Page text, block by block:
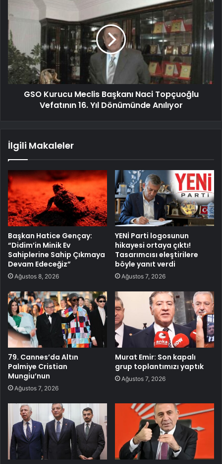
GSO Kurucu Meclis Başkanı Naci Topçuoğlu
Vefatının 16. Yıl Dönümünde Anılıyor
İlgili Makaleler
Başkan Hatice Gençay:
“Didim’in Minik Ev
Sahiplerine Sahip Çıkmaya
Devam Edeceğiz”
Ağustos 8, 2026
YENİ Parti logosunun
hikayesi ortaya çıktı!
Tasarımcısı eleştirilere
böyle yanıt verdi
Ağustos 7, 2026
79. Cannes’da Altın
Palmiye Cristian
Mungiu’nun
Ağustos 7, 2026
Murat Emir: Son kapalı
grup toplantımızı yaptık
Ağustos 7, 2026